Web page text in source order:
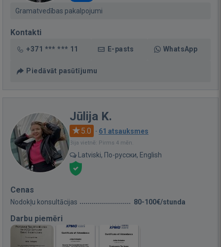
Gramatvedības pakalpojumi
Kontakti
+371 *** *** 11 E-pasts WhatsApp
Piedāvāt pasūtījumu
Jūlija K.
5.0 · 61 atsauksmes
Bija vietnē: Pirms 4 mēn.
Latviski, По-русски, English
Cenas
Nodokļu konsultācijas 80-100€/stunda
Darbu piemēri